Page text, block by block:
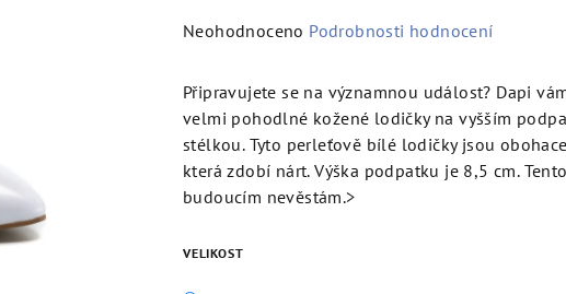
Průměrné
produktu
0,0
z
5
Neohodnoceno Podrobnosti hodnocení
Připravujete se na významnou událost? Dapi
velmi pohodlné kožené lodičky na vyšším
stélkou. Tyto perleťově bílé lodičky jsou
která zdobí nárt. Výška podpatku je 8,5 cm.
budoucím nevěstám.>
VELIKOST